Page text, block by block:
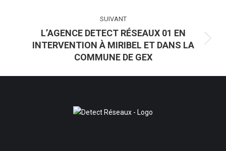
:
SUIVANT
Article
suivant
L’AGENCE DETECT RÉSEAUX 01 EN
INTERVENTION À MIRIBEL ET DANS LA
COMMUNE DE GEX